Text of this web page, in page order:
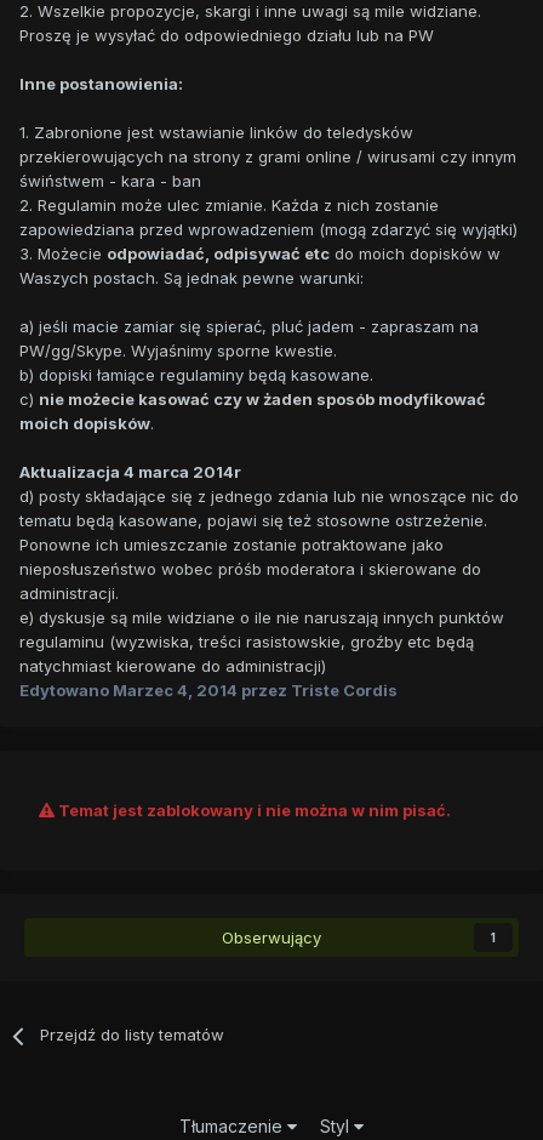
2. Wszelkie propozycje, skargi i inne uwagi są mile widziane.
Proszę je wysyłać do odpowiedniego działu lub na PW
Inne postanowienia:
1. Zabronione jest wstawianie linków do teledysków
przekierowujących na strony z grami online / wirusami czy innym
świństwem - kara - ban
2. Regulamin może ulec zmianie. Każda z nich zostanie
zapowiedziana przed wprowadzeniem (mogą zdarzyć się wyjątki)
3. Możecie odpowiadać, odpisywać etc do moich dopisków w
Waszych postach. Są jednak pewne warunki:
a) jeśli macie zamiar się spierać, pluć jadem - zapraszam na
PW/gg/Skype. Wyjaśnimy sporne kwestie.
b) dopiski łamiące regulaminy będą kasowane.
c) nie możecie kasować czy w żaden sposób modyfikować
moich dopisków.
Aktualizacja 4 marca 2014r
d) posty składające się z jednego zdania lub nie wnoszące nic do
tematu będą kasowane, pojawi się też stosowne ostrzeżenie.
Ponowne ich umieszczanie zostanie potraktowane jako
nieposłuszeństwo wobec próśb moderatora i skierowane do
administracji.
e) dyskusje są mile widziane o ile nie naruszają innych punktów
regulaminu (wyzwiska, treści rasistowskie, groźby etc będą
natychmiast kierowane do administracji)
Edytowano Marzec 4, 2014 przez Triste Cordis
Temat jest zablokowany i nie można w nim pisać.
Obserwujący 1
Przejdź do listy tematów
Tłumaczenie Styl